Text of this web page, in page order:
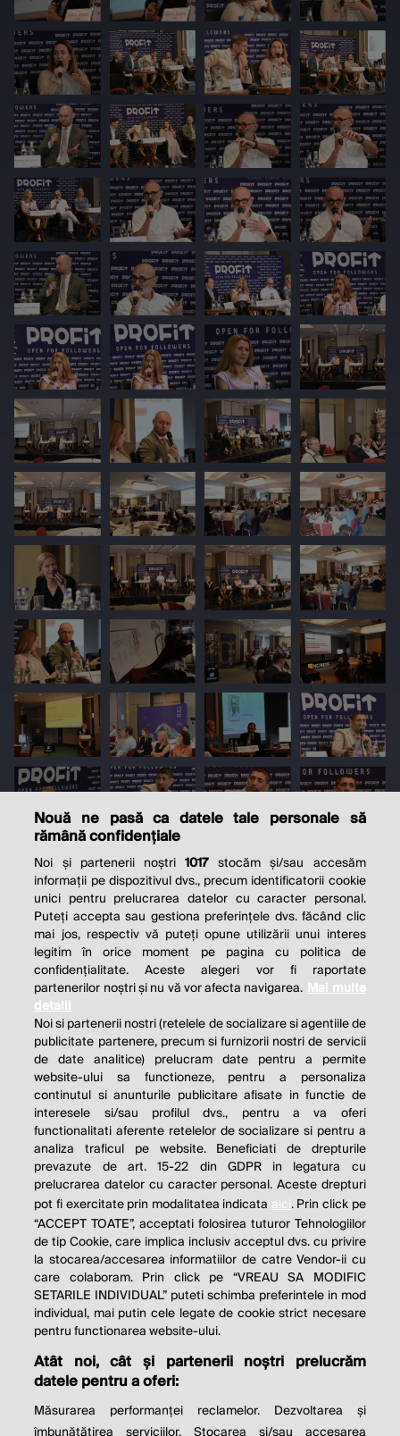
THE SOCIAL RESPONSIBILITY OF
BUSINESS IS TO INCREASE ITS
PROFITS.
Milton Friedman
© 2026 Profit.ro. Toate drepturile rezervate.
Dezvoltat de1616.ro
Contact Publicitate
Politica de cookie Politica de
Setări cookies
Nouă ne pasă ca datele tale personale să
rămână confidențiale
Noi și partenerii noștri1017 stocăm și/sau accesăm
informații pe dispozitivul dvs., precum identificatorii cookie
unici pentru prelucrarea datelor cu caracter personal.
Puteți accepta sau gestiona preferințele dvs. făcând clic
mai jos, respectiv vă puteți opune utilizării unui interes
legitim în orice moment pe pagina cu politica de
confidențialitate. Aceste alegeri vor fi raportate
partenerilor noștri și nu vă vor afecta navigarea. Mai multe
detalii
Noi si partenerii nostri (retelele de socializare si agentiile de
publicitate partenere, precum si furnizorii nostri de servicii
de date analitice) prelucram date pentru a permite
website-ului sa functioneze, pentru a personaliza
continutul si anunturile publicitare afisate in functie de
interesele si/sau profilul dvs., pentru a va oferi
functionalitati aferente retelelor de socializare si pentru a
analiza traficul pe website. Beneficiati de drepturile
prevazute de art. 15-22 din GDPR in legatura cu
prelucrarea datelor cu caracter personal. Aceste drepturi
pot fi exercitate prin modalitatea indicata aici. Prin click pe
“ACCEPT TOATE”, acceptati folosirea tuturor Tehnologiilor
de tip Cookie, care implica inclusiv acceptul dvs. cu privire
la stocarea/accesarea informatiilor de catre Vendor-ii cu
care colaboram. Prin click pe “VREAU SA MODIFIC
SETARILE INDIVIDUAL” puteti schimba preferintele in mod
individual, mai putin cele legate de cookie strict necesare
pentru functionarea website-ului.
Atât noi, cât și partenerii noștri prelucrăm
datele pentru a oferi:
Măsurarea performanței reclamelor. Dezvoltarea și